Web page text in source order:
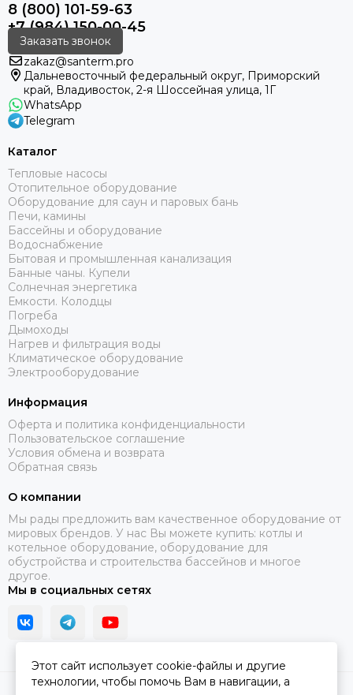
8 (800) 101-59-63
+7 (984) 150-00-45
Заказать звонок
zakaz@santerm.pro
Дальневосточный федеральный округ, Приморский
край, Владивосток, 2-я Шоссейная улица, 1Г
WhatsApp
Telegram
Каталог
Тепловые насосы
Отопительное оборудование
Оборудование для саун и паровых бань
Печи, камины
Бассейны и оборудование
Водоснабжение
Бытовая и промышленная канализация
Банные чаны. Купели
Солнечная энергетика
Емкости. Колодцы
Погреба
Дымоходы
Нагрев и фильтрация воды
Климатическое оборудование
Электрооборудование
Информация
Оферта и политика конфиденциальности
Пользовательское соглашение
Условия обмена и возврата
Обратная связь
О компании
Мы рады предложить вам качественное оборудование от
мировых брендов. У нас Вы можете купить: котлы и
котельное оборудование, оборудование для
обустройства и строительства бассейнов и многое
другое.
Мы в социальных сетях
Этот сайт использует cookie-файлы и другие
технологии, чтобы помочь Вам в навигации, а